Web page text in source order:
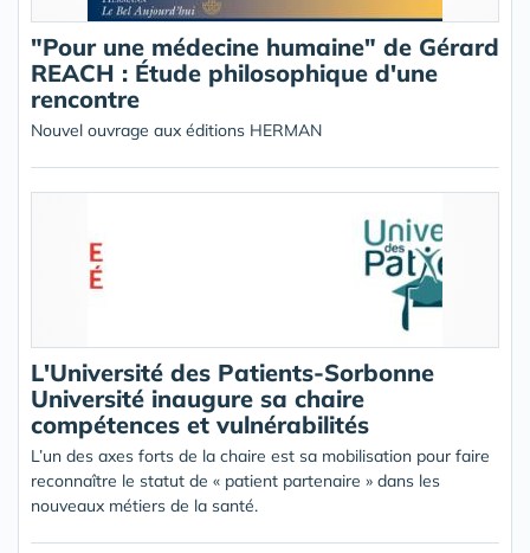
"Pour une médecine humaine" de Gérard
REACH : Étude philosophique d'une
rencontre
Nouvel ouvrage aux éditions HERMAN
L'Université des Patients-Sorbonne
Université inaugure sa chaire
compétences et vulnérabilités
L’un des axes forts de la chaire est sa mobilisation pour faire
reconnaître le statut de « patient partenaire » dans les
nouveaux métiers de la santé.